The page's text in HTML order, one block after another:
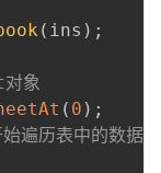
( ins ) ;
象
( 0 ) ;
遍历表中的数据